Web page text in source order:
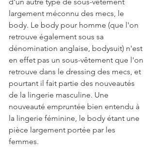
largement méconnu des mecs, le
body. Le body pour homme (que l'on
retrouve également sous sa
dénomination anglaise, bodysuit) n'est
en effet pas un sous-vêtement que l'on
retrouve dans le dressing des mecs, et
pourtant il fait partie des nouveautés
de la lingerie masculine. Une
nouveauté empruntée bien entendu à
la lingerie féminine, le body étant une
pièce largement portée par les
femmes.